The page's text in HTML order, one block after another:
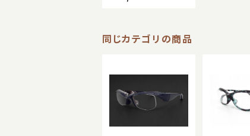
同じカテゴリの商品